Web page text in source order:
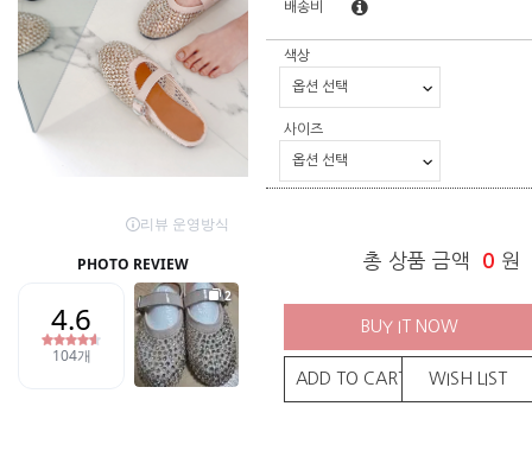
배송비
색상
사이즈
총 상품 금액 0 원
BUY IT NOW
ADD TO CART WISH LIST